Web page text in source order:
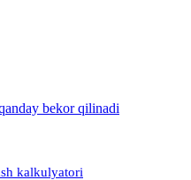
bekor qilinadi
kalkulyatori